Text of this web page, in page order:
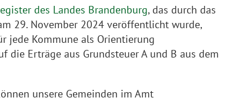
des Landes Brandenburg, das durch das
29. November 2024 veröffentlicht wurde,
jede Kommune als Orientierung
die Erträge aus Grundsteuer A und B aus dem
unsere Gemeinden im Amt